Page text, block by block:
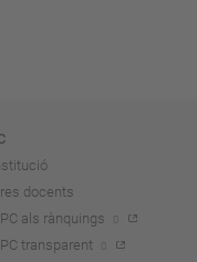
docents
als rànquings
transparent